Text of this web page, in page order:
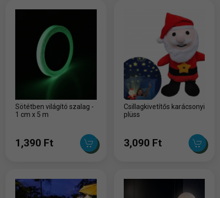
Sötétben világító szalag -
1 cm x 5 m
1,390 Ft
Csillagkivetítős karácsonyi
plüss
3,090 Ft